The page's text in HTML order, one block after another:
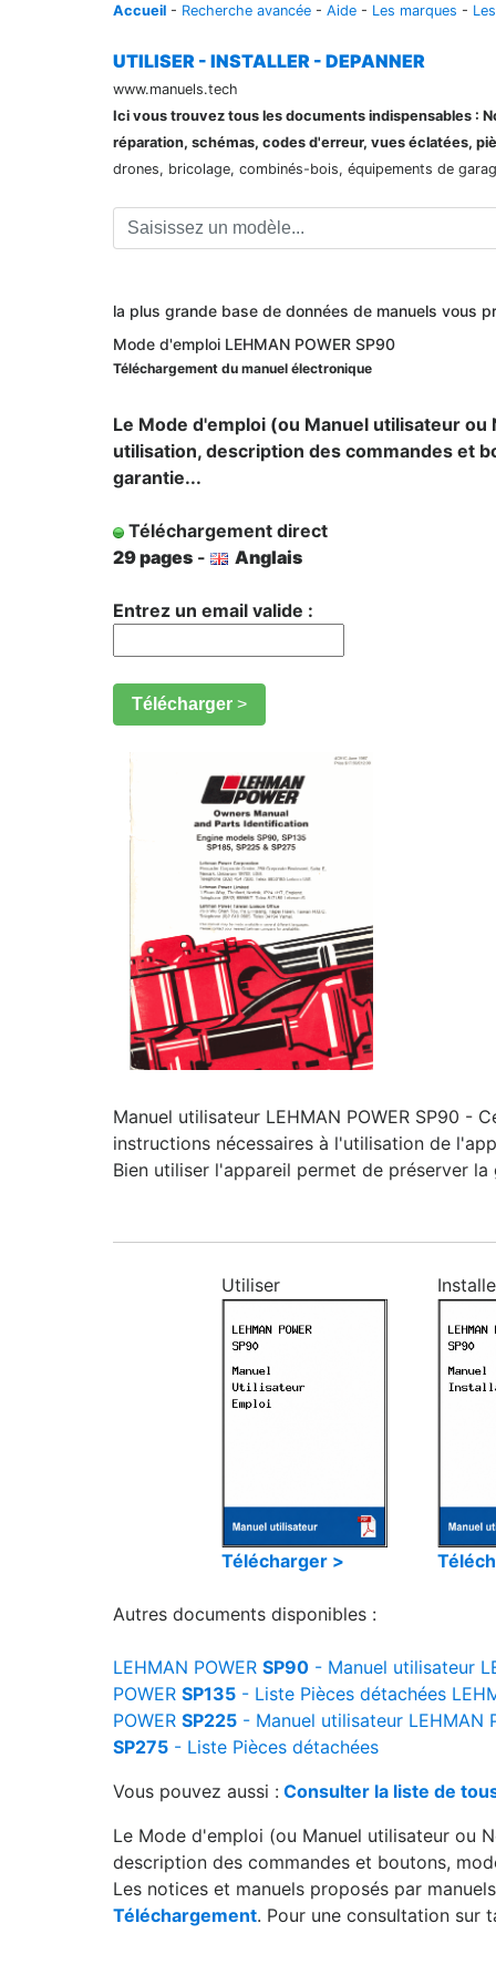
Accueil - Recherche avancée - Aide - Les marques -
UTILISER - INSTALLER - DEPANNER
www.manuels.tech
Ici vous trouvez tous les documents indispensables :
réparation, schémas, codes d'erreur, vues éclatées,
drones, bricolage, combinés-bois, équipements de
la plus grande base de données de manuels vous
Mode d'emploi LEHMAN POWER SP90
Téléchargement du manuel électronique
Le Mode d'emploi (ou Manuel utilisateur
utilisation, description des commandes et
garantie...
Téléchargement direct
29 pages - Anglais
Entrez un email valide :
Télécharger >
Manuel utilisateur LEHMAN POWER SP90
instructions nécessaires à l'utilisation de
Bien utiliser l'appareil permet de préserver
Utiliser
Télécharger >
Autres documents disponibles :
LEHMAN POWER SP90 - Manuel utilisateur
POWER SP135 - Liste Pièces détachées
POWER SP225 - Manuel utilisateur LEHMAN
SP275 - Liste Pièces détachées
Vous pouvez aussi : Consulter la liste de
Le Mode d'emploi (ou Manuel utilisateur ou
description des commandes et boutons,
Les notices et manuels proposés par
Téléchargement. Pour une consultation sur